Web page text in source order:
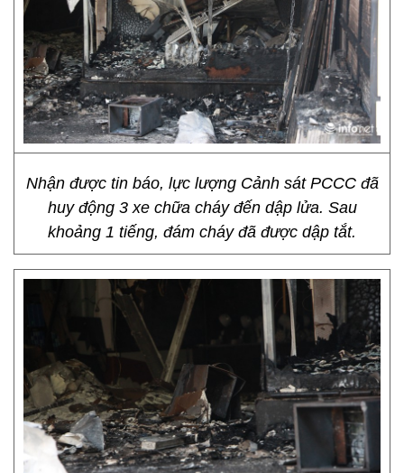
Nhận được tin báo, lực lượng Cảnh sát PCCC đã
huy động 3 xe chữa cháy đến dập lửa. Sau
khoảng 1 tiếng, đám cháy đã được dập tắt.